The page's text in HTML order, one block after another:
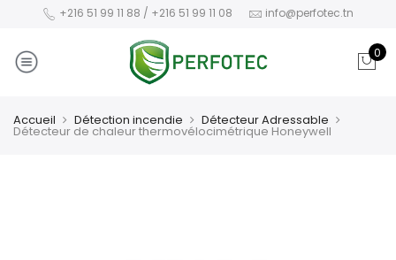
+216 51 99 11 88 / +216 51 99 11 08 info@perfotec.tn
0
Accueil Détection incendie Détecteur Adressable
Détecteur de chaleur thermovélocimétrique Honeywell